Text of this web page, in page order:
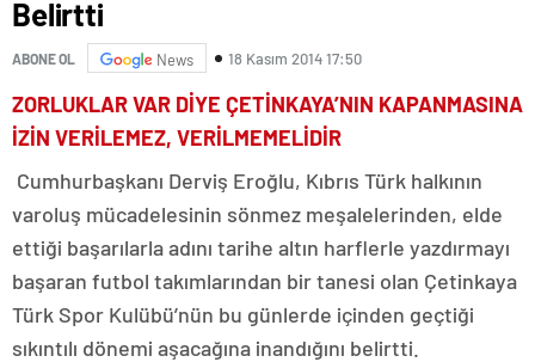
Belirtti
ABONE OL News 18 Kasım 2014 17:50
ZORLUKLAR VAR DİYE ÇETİNKAYA’NIN KAPANMASINA
İZİN VERİLEMEZ, VERİLMEMELİDİR
Cumhurbaşkanı Derviş Eroğlu, Kıbrıs Türk halkının
varoluş mücadelesinin sönmez meşalelerinden, elde
ettiği başarılarla adını tarihe altın harflerle yazdırmayı
başaran futbol takımlarından bir tanesi olan Çetinkaya
Türk Spor Kulübü’nün bu günlerde içinden geçtiği
sıkıntılı dönemi aşacağına inandığını belirtti.